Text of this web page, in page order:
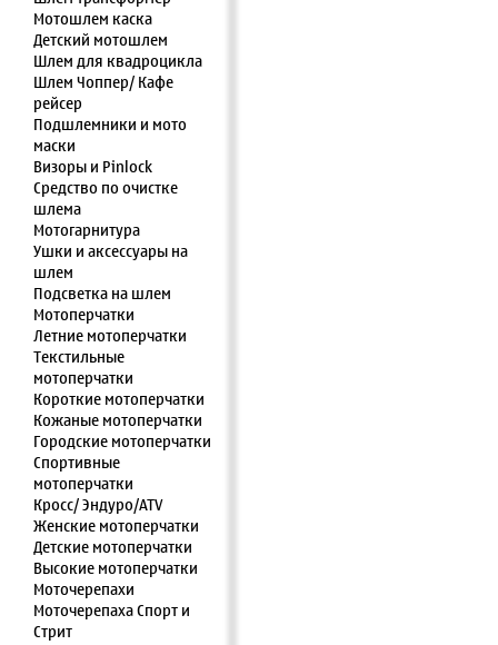
Мотошлем каска
Детский мотошлем
Шлем для квадроцикла
Шлем Чоппер/ Кафе
рейсер
Подшлемники и мото
маски
Визоры и Pinlock
Средство по очистке
шлема
Мотогарнитура
Ушки и аксессуары на
шлем
Подсветка на шлем
Мотоперчатки
Летние мотоперчатки
Текстильные
мотоперчатки
Короткие мотоперчатки
Кожаные мотоперчатки
Городские мотоперчатки
Спортивные
мотоперчатки
Кросс/ Эндуро/ATV
Женские мотоперчатки
Детские мотоперчатки
Высокие мотоперчатки
Моточерепахи
Моточерепаха Спорт и
Стрит